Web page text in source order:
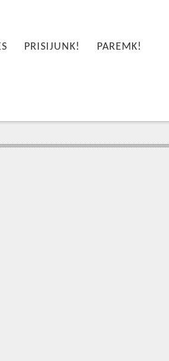
PRISIJUNK! PAREMK!